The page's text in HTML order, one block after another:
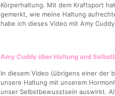
Körperhaltung. Mit dem Kraftsport
gemerkt, wie meine Haltung
habe ich dieses Video mit Amy
Amy Cuddy über Haltung und
In diesem Video (übrigens einer der
unsere Haltung mit unserem
unser Selbstbewusstsein auswirkt.